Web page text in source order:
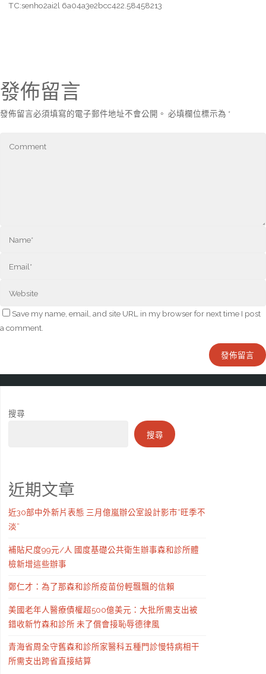
TC:senho2ai2l 6a04a3e2bcc422.58458213
發佈留言
發佈留言必須填寫的電子郵件地址不會公開。 必填欄位標示為 *
Save my name, email, and site URL in my browser for next time I post
a comment.
搜尋
搜尋
近期文章
近30部中外新片表態 三月億嵐辦公室設計影市“旺季不
淡”
補貼尺度99元/人 國度基礎公共衛生辦事森和診所體
檢新增這些辦事
鄭仁才：為了那森和診所疫苗份輕飄飄的信賴
美國老年人醫療債權超500億美元：大批所需支出被
錯收新竹森和診所 未了償會接恥辱德律風
青海省周全守舊森和診所家醫科五種門診慢特病相干
所需支出跨省直接結算